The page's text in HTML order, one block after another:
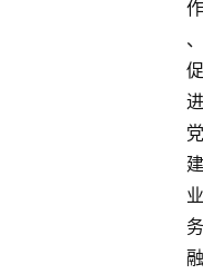
作
、
促
进
党
建
业
务
融